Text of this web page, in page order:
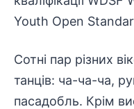
Youth Open
Сотні пар різних
танців: ча-ча-ча,
пасадобль. Крім